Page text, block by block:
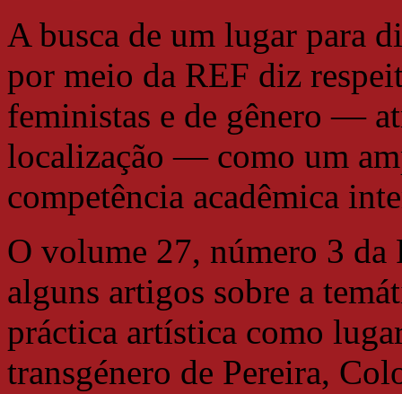
A busca de um lugar para
por meio da REF diz
feministas e de gênero —
localização — como um
competência acadêmica
O volume 27, número 3 da
alguns artigos sobre a
práctica artística como
transgénero de Pereira,